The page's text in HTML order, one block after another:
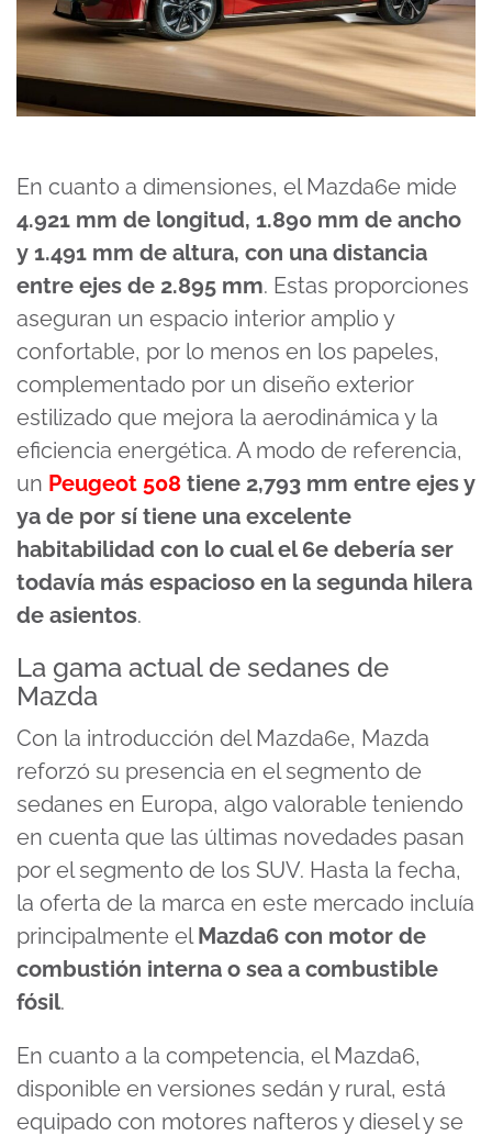
En cuanto a dimensiones, el Mazda6e mide
4.921 mm de longitud, 1.890 mm de ancho
y 1.491 mm de altura, con una distancia
entre ejes de 2.895 mm. Estas proporciones
aseguran un espacio interior amplio y
confortable, por lo menos en los papeles,
complementado por un diseño exterior
estilizado que mejora la aerodinámica y la
eficiencia energética. A modo de referencia,
un Peugeot 508 tiene 2,793 mm entre ejes y
ya de por sí tiene una excelente
habitabilidad con lo cual el 6e debería ser
todavía más espacioso en la segunda hilera
de asientos.
La gama actual de sedanes de
Mazda
Con la introducción del Mazda6e, Mazda
reforzó su presencia en el segmento de
sedanes en Europa, algo valorable teniendo
en cuenta que las últimas novedades pasan
por el segmento de los SUV. Hasta la fecha,
la oferta de la marca en este mercado incluía
principalmente elMazda6 con motor de
combustión interna o sea a combustible
fósil.
En cuanto a la competencia, el Mazda6,
disponible en versiones sedán y rural, está
equipado con motores nafteros y diesel y se